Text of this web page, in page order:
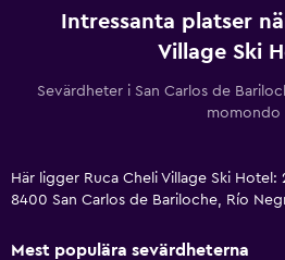
Intressanta platser
Village Ski
Sevärdheter i San Carlos de
momondo
Här ligger Ruca Cheli Village Ski Hotel:
8400 San Carlos de Bariloche, Río
Mest populära sevärdheterna